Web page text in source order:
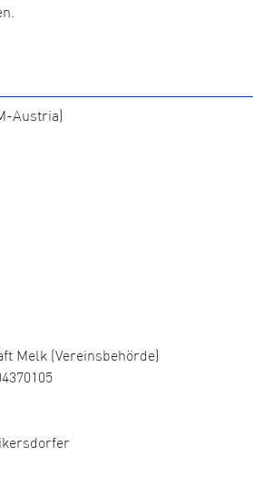
Austria)
Melk (Vereinsbehörde)